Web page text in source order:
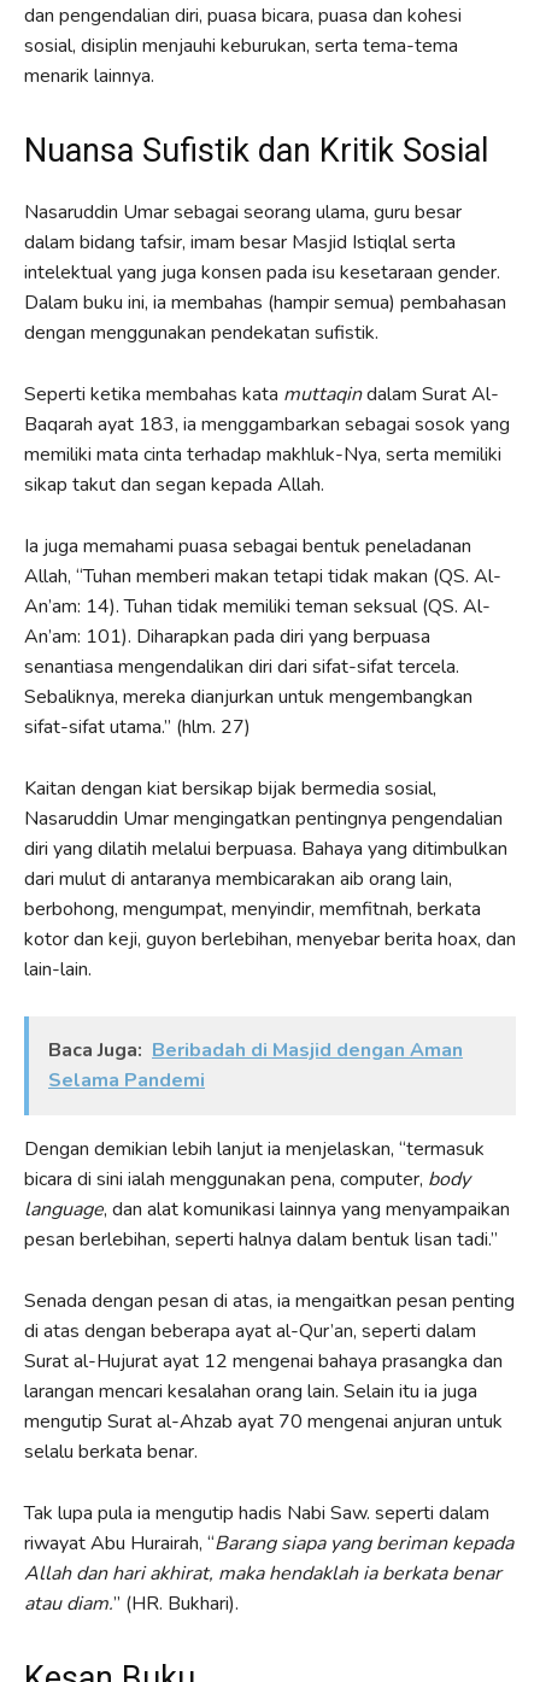
dan pengendalian diri, puasa bicara, puasa dan kohesi
sosial, disiplin menjauhi keburukan, serta tema-tema
menarik lainnya.
Nuansa Sufistik dan Kritik Sosial
Nasaruddin Umar sebagai seorang ulama, guru besar
dalam bidang tafsir, imam besar Masjid Istiqlal serta
intelektual yang juga konsen pada isu kesetaraan gender.
Dalam buku ini, ia membahas (hampir semua) pembahasan
dengan menggunakan pendekatan sufistik.
Seperti ketika membahas kata muttaqindalam Surat Al-
Baqarah ayat 183, ia menggambarkan sebagai sosok yang
memiliki mata cinta terhadap makhluk-Nya, serta memiliki
sikap takut dan segan kepada Allah.
Ia juga memahami puasa sebagai bentuk peneladanan
Allah, “Tuhan memberi makan tetapi tidak makan (QS. Al-
An’am: 14). Tuhan tidak memiliki teman seksual (QS. Al-
An’am: 101). Diharapkan pada diri yang berpuasa
senantiasa mengendalikan diri dari sifat-sifat tercela.
Sebaliknya, mereka dianjurkan untuk mengembangkan
sifat-sifat utama.” (hlm. 27)
Kaitan dengan kiat bersikap bijak bermedia sosial,
Nasaruddin Umar mengingatkan pentingnya pengendalian
diri yang dilatih melalui berpuasa. Bahaya yang ditimbulkan
dari mulut di antaranya membicarakan aib orang lain,
berbohong, mengumpat, menyindir, memfitnah, berkata
kotor dan keji, guyon berlebihan, menyebar berita hoax, dan
lain-lain.
Baca Juga: Beribadah di Masjid dengan Aman
Selama Pandemi
Dengan demikian lebih lanjut ia menjelaskan, “termasuk
bicara di sini ialah menggunakan pena, computer, body
language, dan alat komunikasi lainnya yang menyampaikan
pesan berlebihan, seperti halnya dalam bentuk lisan tadi.”
Senada dengan pesan di atas, ia mengaitkan pesan penting
di atas dengan beberapa ayat al-Qur’an, seperti dalam
Surat al-Hujurat ayat 12 mengenai bahaya prasangka dan
larangan mencari kesalahan orang lain. Selain itu ia juga
mengutip Surat al-Ahzab ayat 70 mengenai anjuran untuk
selalu berkata benar.
Tak lupa pula ia mengutip hadis Nabi Saw. seperti dalam
riwayat Abu Hurairah, “Barang siapa yang beriman kepada
Allah dan hari akhirat, maka hendaklah ia berkata benar
atau diam.” (HR. Bukhari).